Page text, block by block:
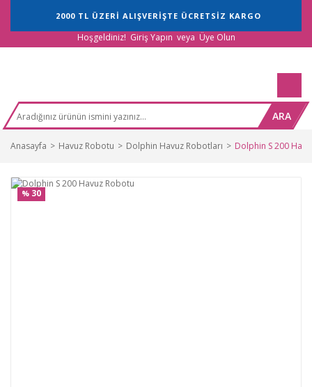
2000 TL ÜZERİ ALIŞVERİŞTE ÜCRETSİZ KARGO
Hoşgeldiniz! Giriş Yapın veya Üye Olun
ARA
Anasayfa Havuz Robotu Dolphin Havuz Robotları Dolphin S 200
% 30